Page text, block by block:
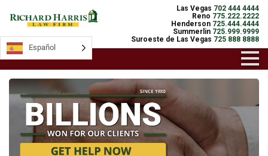
Las Vegas 702 444 4444
Reno 775.222.2222
Henderson 725.444.4444
Summerlin 725.999.9999
Suroeste de Las Vegas 725 888 8888
Español